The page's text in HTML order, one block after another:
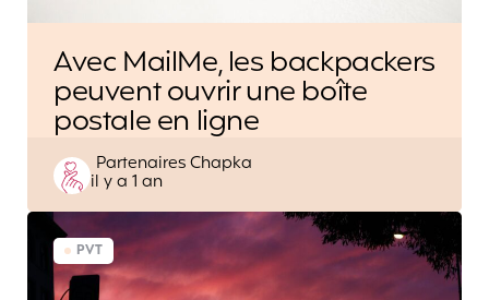
Avec MailMe, les backpackers
peuvent ouvrir une boîte
postale en ligne
Posted
by
Partenaires Chapka
il y a 1 an
PVT